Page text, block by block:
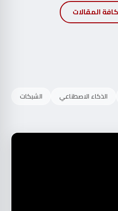
المقالات
الذكاء الاصطناعي
الشبكات